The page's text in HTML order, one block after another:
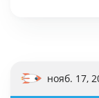
нояб. 17,